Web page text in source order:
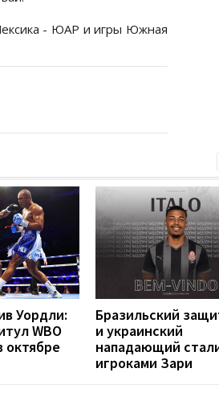
- ЮАР и игры Южная
Уордли:
WBO
октябре
Бразильский
и украинский
нападающий
игроками Зари